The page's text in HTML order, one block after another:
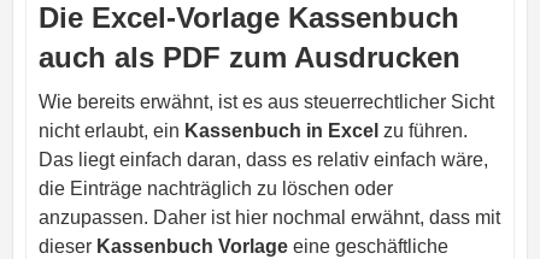
Die Excel-Vorlage Kassenbuch
auch als PDF zum Ausdrucken
Wie bereits erwähnt, ist es aus steuerrechtlicher Sicht
nicht erlaubt, ein Kassenbuch in Excel zu führen.
Das liegt einfach daran, dass es relativ einfach wäre,
die Einträge nachträglich zu löschen oder
anzupassen. Daher ist hier nochmal erwähnt, dass mit
dieser Kassenbuch Vorlageeine geschäftliche